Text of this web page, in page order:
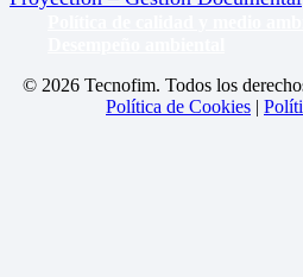
© 2026 Tecnofim. Todos los
Política de Cookies |